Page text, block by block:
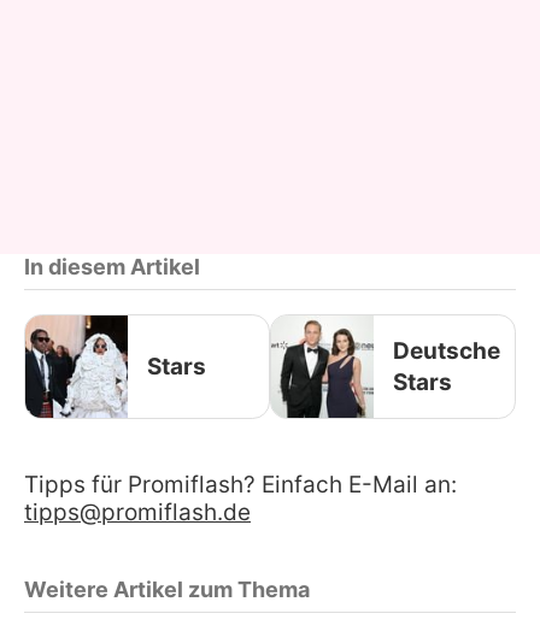
In diesem Artikel
Stars
Deutsche
Stars
Tipps für Promiflash? Einfach E-Mail an:
tipps@promiflash.de
Weitere Artikel zum Thema